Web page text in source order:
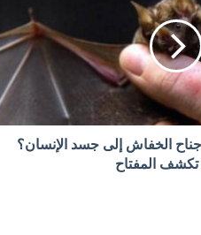
يتعلق بحل حزب العمال
تثبيت المركزي الأميركي الفائدة
الخفاش إلى جسد الإنسان؟
المفتاح